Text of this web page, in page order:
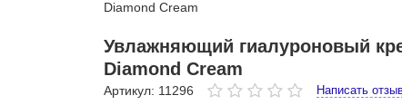
Diamond Cream
Увлажняющий гиалуроновый
Diamond Cream
Артикул: 11296 Написать